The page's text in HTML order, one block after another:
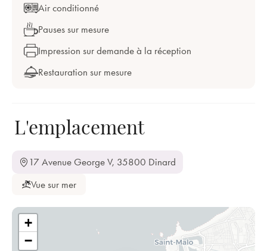
Air conditionné
Pauses sur mesure
Impression sur demande à la réception
Restauration sur mesure
L'emplacement
17 Avenue George V, 35800 Dinard
Vue sur mer
+
−